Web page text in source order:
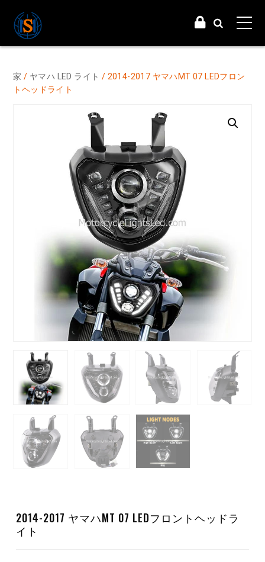
家 / ヤマハ LED ライト / 2014-2017 ヤマハMT 07 LEDフロン
トヘッドライト
2014-2017 ヤマハMT 07 LEDフロントヘッドラ
イト